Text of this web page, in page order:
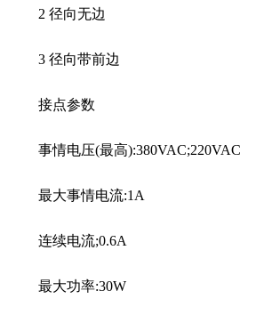
2 径向无边
3 径向带前边
接点参数
事情电压(最高):380VAC;220VAC
最大事情电流:1A
连续电流;0.6A
最大功率:30W